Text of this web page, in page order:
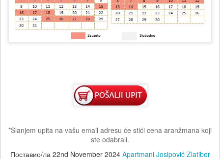
*Slanjem upita na vašu email adresu će stići cena aranžmana koji
ste odabrali.
Поставио/ла 22nd November 2024 Apartmani Josipović Zlatibor